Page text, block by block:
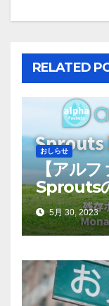
RELATED
おしらせ
【アルフ
Sprouts
5月 30, 2023